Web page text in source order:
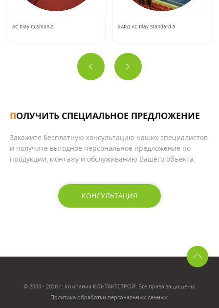
АС Play Cushion-2 ХАРД АС Play Standard-5
ПОЛУЧИТЬ СПЕЦИАЛЬНОЕ ПРЕДЛОЖЕНИЕ
Закажите бесплатную консультацию наших специалистов
и получите выгодное персональное предложение по
продукции, монтажу и обслуживанию Вашего объекта.
КОНСУЛЬТАЦИЯ
© 2008 - 2020 г. Компания КОНТАКТСТРОЙ. Все права защищены.
Политика обработки персональных данных.